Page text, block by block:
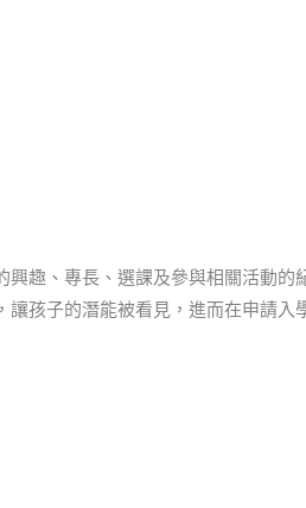
趣、專長、選課及參與相關活動的
孩子的潛能被看見，進而在申請入